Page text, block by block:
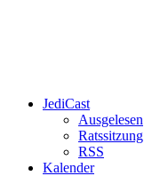
JediCast
Ausgelesen
Ratssitzung
RSS
Kalender